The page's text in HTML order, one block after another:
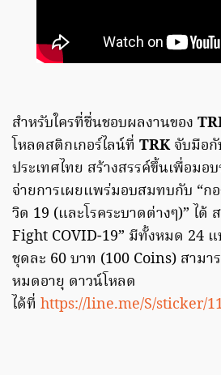
สำหรับใครที่ชื่นชอบผลงานของ
โหลดสติกเกอร์ไลน์ที่ TRKจับมือกั
ประเทศไทย สร้างสรรค์ขึ้นเพื่อมอ
จ่ายการเผยแพร่มอบสมทบกับ “
วิด 19 (และโรคระบาดต่างๆ)” ได้
Fight COVID-19” มีทั้งหมด 24 แ
ชุดละ 60 บาท (100 Coins) สามา
หมดอายุ ดาวน์โหลด
ได้ที่ https://line.me/S/sticker/